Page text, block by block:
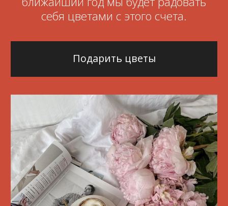
Какие блоки
можно разместить
на приглашении
Контакты ваши/ведущего
Календарь
Таймер до начала
Информация о виш-листе,
подарках, цветах